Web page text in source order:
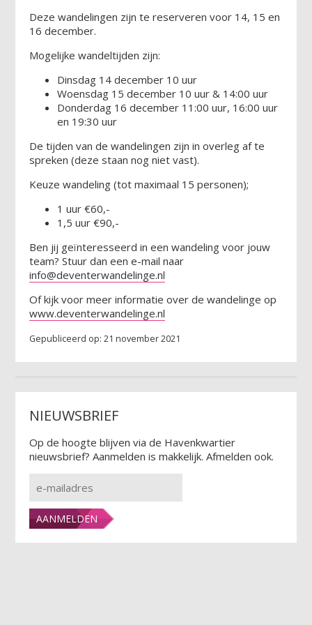
Deze wandelingen zijn te reserveren voor 14, 15 en
16 december.
Mogelijke wandeltijden zijn:
Dinsdag 14 december 10 uur
Woensdag 15 december 10 uur & 14:00 uur
Donderdag 16 december 11:00 uur, 16:00 uur
en 19:30 uur
De tijden van de wandelingen zijn in overleg af te
spreken (deze staan nog niet vast).
Keuze wandeling (tot maximaal 15 personen);
1 uur €60,-
1,5 uur €90,-
Ben jij geïnteresseerd in een wandeling voor jouw
team? Stuur dan een e-mail naar
info@deventerwandelinge.nl
Of kijk voor meer informatie over de wandelinge op
www.deventerwandelinge.nl
Gepubliceerd op: 21 november 2021
NIEUWSBRIEF
Op de hoogte blijven via de Havenkwartier
nieuwsbrief? Aanmelden is makkelijk. Afmelden ook.